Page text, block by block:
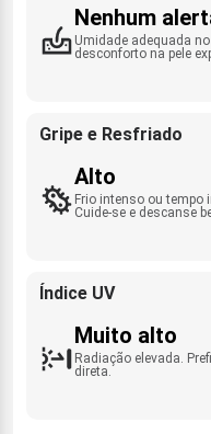
Nenhum
Umidade adequada
desconforto na pele
Gripe e Resfriado
Alto
Frio intenso ou tempo
Cuide-se e descanse
Índice UV
Muito alto
Radiação elevada.
direta.